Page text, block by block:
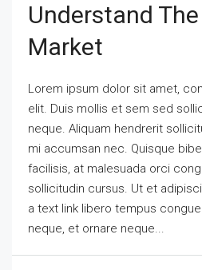
Understand
Market
Lorem ipsum dolor sit amet,
elit. Duis mollis et sem sed
neque. Aliquam hendrerit
mi accumsan nec. Quisque
facilisis, at malesuada orci
sollicitudin cursus. Ut et
a text link libero tempus
neque, et ornare neque...